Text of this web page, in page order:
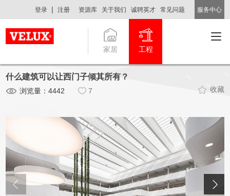
登录 | 注册 资源库 关于我们 诚聘英才 常见问题 服务中心
家居 工程
什么建筑可以让西门子倾其所有？
浏览量：4442 7 收藏